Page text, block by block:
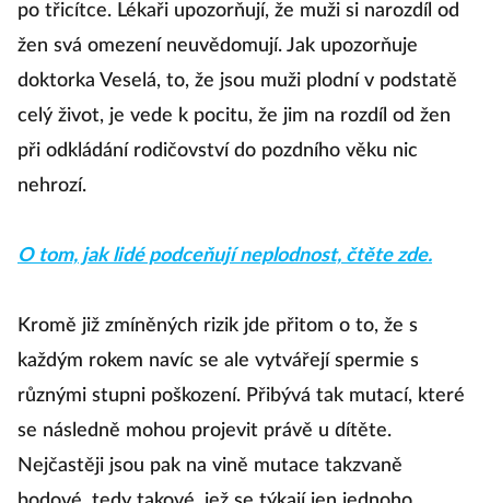
po třicítce. Lékaři upozorňují, že muži si narozdíl od
žen svá omezení neuvědomují. Jak upozorňuje
doktorka Veselá, to, že jsou muži plodní v podstatě
celý život, je vede k pocitu, že jim na rozdíl od žen
při odkládání rodičovství do pozdního věku nic
nehrozí.
O tom, jak lidé podceňují neplodnost, čtěte zde.
Kromě již zmíněných rizik jde přitom o to, že s
každým rokem navíc se ale vytvářejí spermie s
různými stupni poškození. Přibývá tak mutací, které
se následně mohou projevit právě u dítěte.
Nejčastěji jsou pak na vině mutace takzvaně